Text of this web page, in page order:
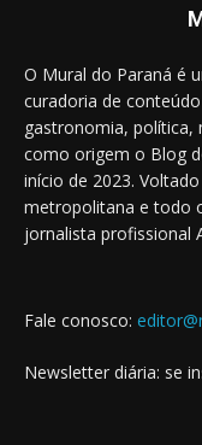
O Mural do Paraná é
curadoria de
gastronomia, política,
como origem o Blog
início de 2023.
metropolitana e todo
jornalista profissional
Fale conosco:
Newsletter diária: se